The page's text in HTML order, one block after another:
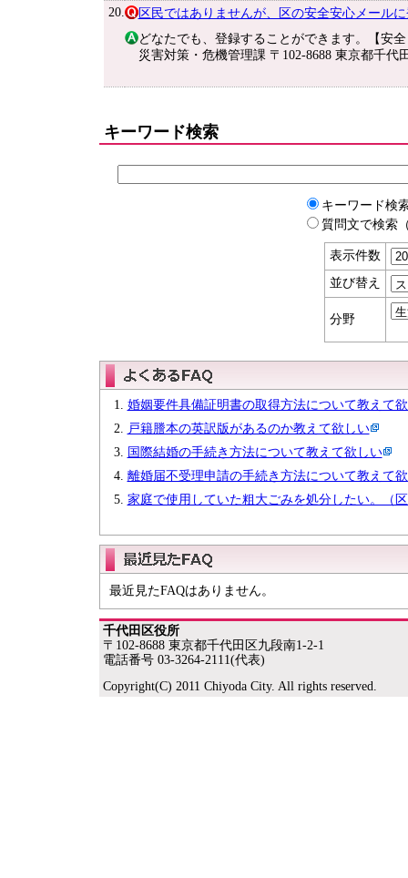
20.
区民ではありませんが、区の安全安心メール
どなたでも、登録することができます。【安
災害対策・危機管理課 〒102-8688 東京都千代
キーワード検索
キーワード検
質問文で検索
表示件数
並び替え
分野
婚姻要件具備証明書の取得方法について教えて
戸籍謄本の英訳版があるのか教えて欲しい
国際結婚の手続き方法について教えて欲しい
離婚届不受理申請の手続き方法について教えて
家庭で使用していた粗大ごみを処分したい。（
最近見たFAQはありません。
千代田区役所
〒102-8688 東京都千代田区九段南1-2-1
電話番号 03-3264-2111(代表)
Copyright(C) 2011 Chiyoda City. All rights reserved.